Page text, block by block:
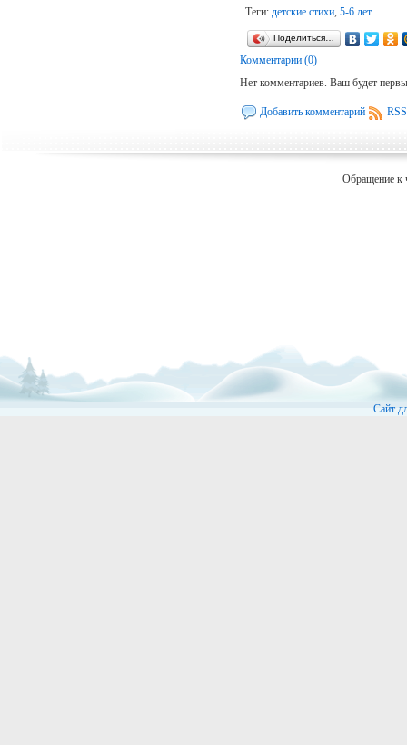
Теги: детские стихи, 5-6 лет
Поделиться…
Комментарии (0)
Нет комментариев. Ваш будет
Добавить комментарий
Обращение к
Сайт